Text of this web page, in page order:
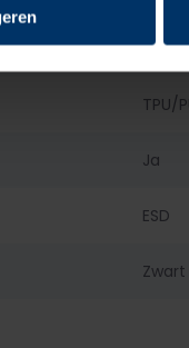
TPU/
Ja
ESD
Zwart